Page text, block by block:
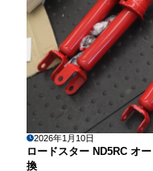
2026年1月10日
ロードスター ND5RC オ
換